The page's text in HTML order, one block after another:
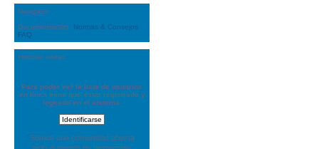
Navigator
Documentación
Normas & Consejos
FAQ
Historial visitas
Para poder ver la lista de usuarios
en línea tiene que estar registrado y
logeado en el sistema.
Somos una comunidad abierta
todo el mundo es bienvenido.